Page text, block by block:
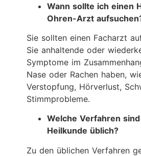
Wann sollte ich einen
Ohren-Arzt
Sie sollten einen Facharzt
Sie anhaltende oder
Symptome im
Nase oder Rachen haben,
Verstopfung, Hörverlust,
Stimmprobleme.
Welche Verfahren
Heilkunde üblich?
Zu den üblichen Verfahren